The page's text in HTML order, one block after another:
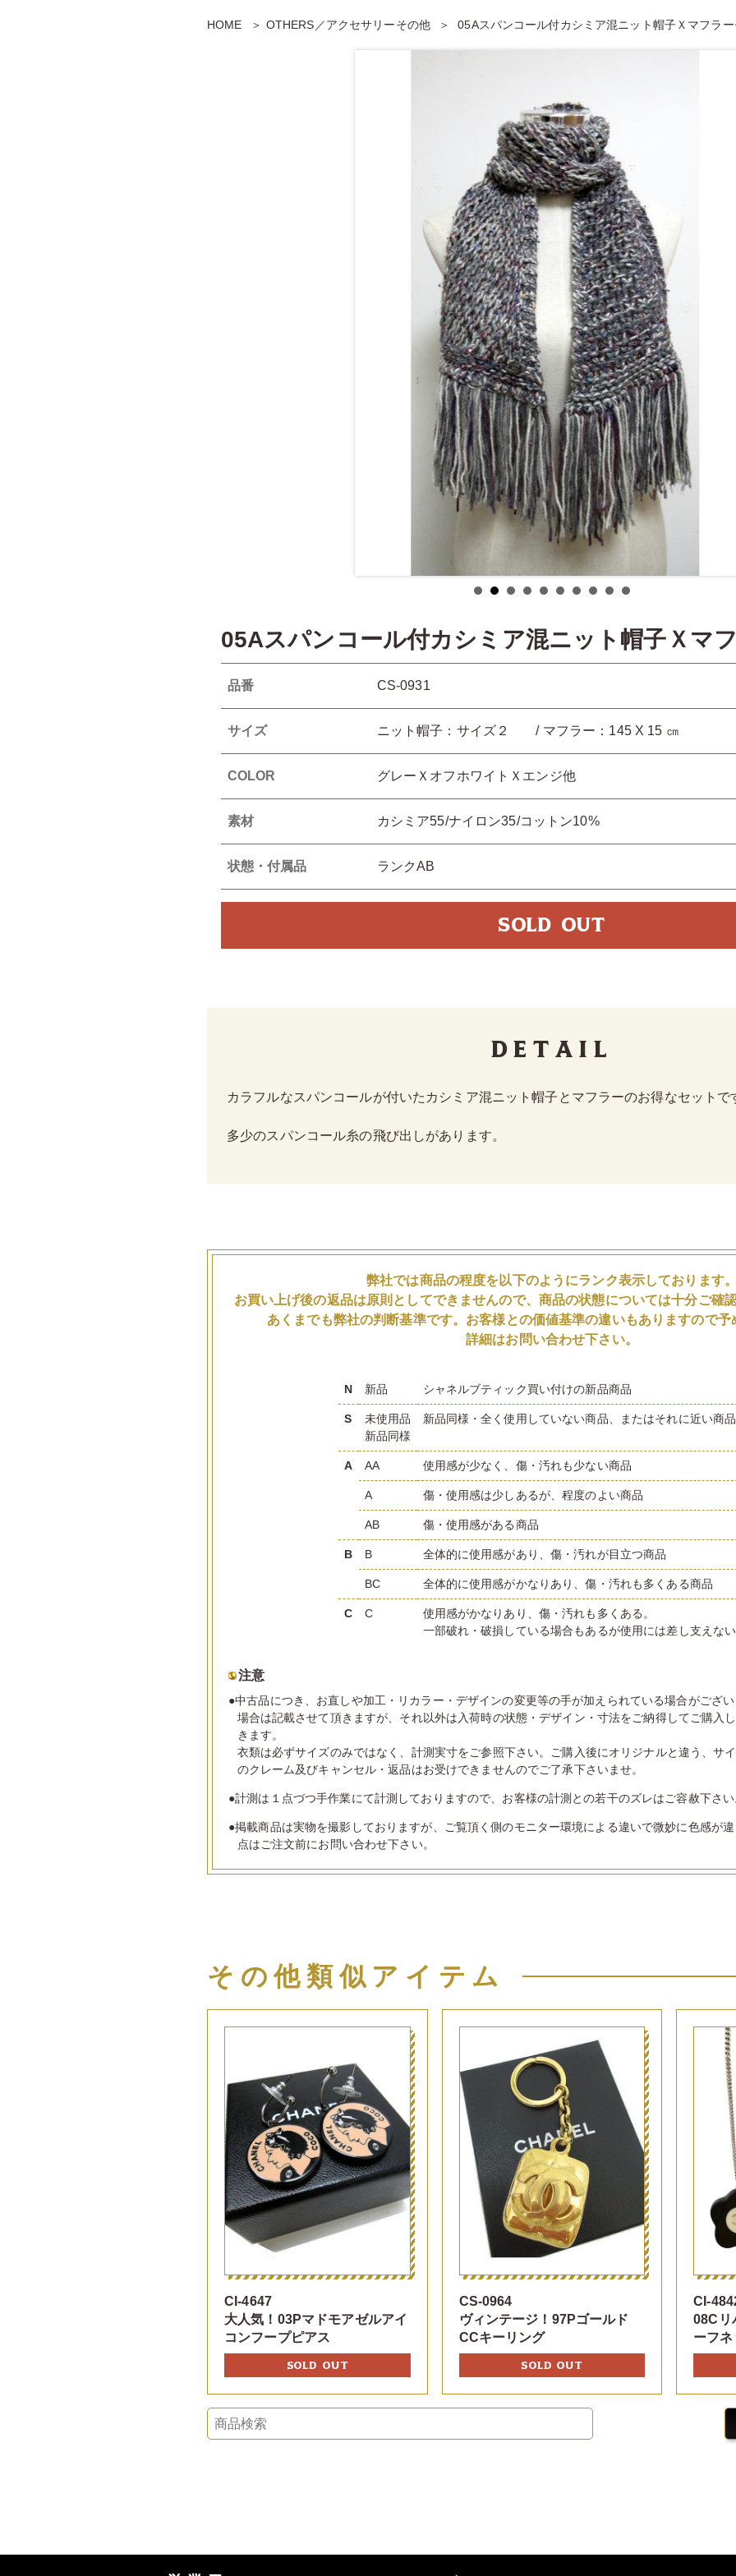
HOME OTHERS／アクセサリーその他 05Aスパンコール付カシミア混ニット帽子Ｘマフラ
05Aスパンコール付カシミア混ニット帽子Ｘマ
品番 CS-0931
サイズ ニット帽子：サイズ２ / マフラー：145 X 15 ㎝
COLOR グレーＸオフホワイトＸエンジ他
素材 カシミア55/ナイロン35/コットン10%
状態・付属品 ランクAB
SOLD OUT
Detail
カラフルなスパンコールが付いたカシミア混ニット帽子とマフラーのお得なセット
多少のスパンコール糸の飛び出しがあります。
弊社では商品の程度を以下のようにランク表示しております
お買い上げ後の返品は原則としてできませんので、商品の状態については十分ご確
あくまでも弊社の判断基準です。お客様との価値基準の違いもありますので予
詳細はお問い合わせ下さい。
N 新品 シャネルブティック買い付けの新品商品
S
未使用品
新品同様
新品同様・全く使用していない商品、またはそれに近い商品
A AA 使用感が少なく、傷・汚れも少ない商品
A 傷・使用感は少しあるが、程度のよい商品
AB 傷・使用感がある商品
B B 全体的に使用感があり、傷・汚れが目立つ商品
BC 全体的に使用感がかなりあり、傷・汚れも多くある商品
C C
使用感がかなりあり、傷・汚れも多くある。
一部破れ・破損している場合もあるが使用には差し支えな
注意
●中古品につき、お直しや加工・リカラー・デザインの変更等の手が加えられている場合がござ
場合は記載させて頂きますが、それ以外は入荷時の状態・デザイン・寸法をご納得してご購入
きます。
衣類は必ずサイズのみではなく、計測実寸をご参照下さい。ご購入後にオリジナルと違う、サ
のクレーム及びキャンセル・返品はお受けできませんのでご了承下さいませ。
●計測は１点づつ手作業にて計測しておりますので、お客様の計測との若干のズレはご容赦下さ
●掲載商品は実物を撮影しておりますが、ご覧頂く側のモニター環境による違いで微妙に色感が
点はご注文前にお問い合わせ下さい。
その他類似アイテム
CI-4647
大人気！03Pマドモアゼルアイ
コンフープピアス
SOLD OUT
CS-0964
ヴィンテージ！97Pゴールド
CCキーリング
SOLD OUT
CI-
08Cリ
ーフ